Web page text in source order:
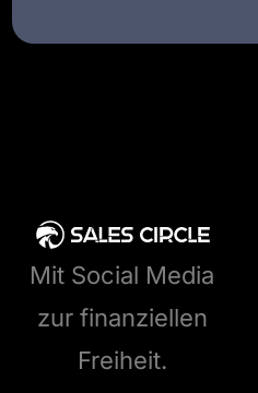
Mit Social Media
zur finanziellen
Freiheit.